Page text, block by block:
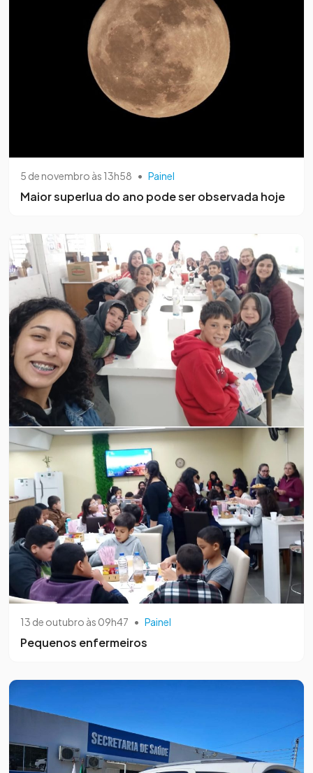
5 de novembro às 13h58 • Painel
Maior superlua do ano pode ser observada hoje
13 de outubro às 09h47 • Painel
Pequenos enfermeiros